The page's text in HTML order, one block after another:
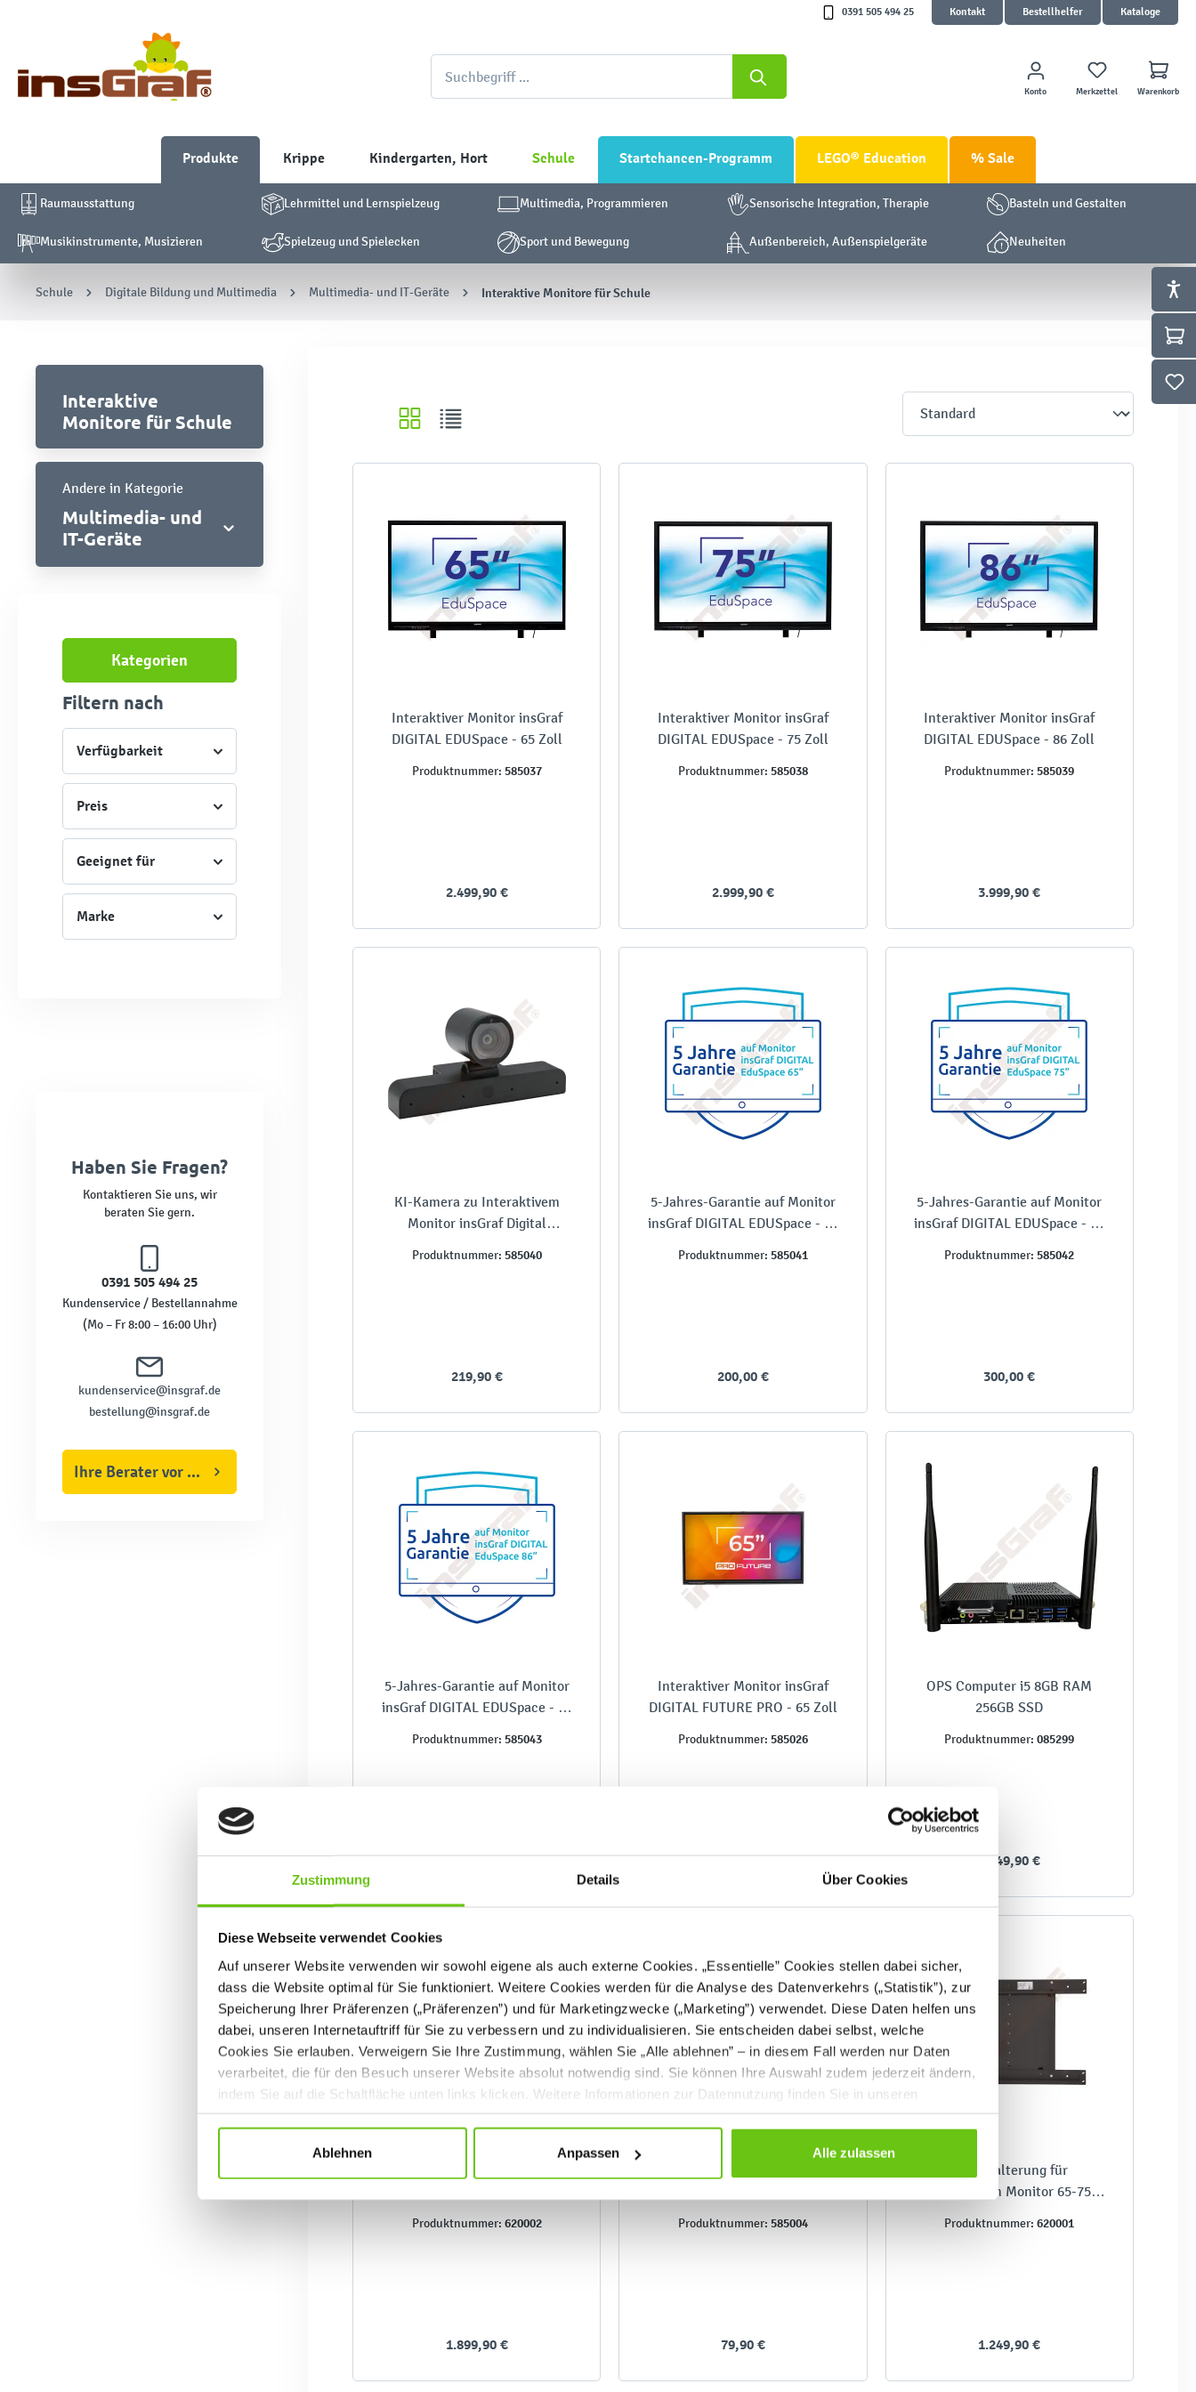
Zustimmung Details Über Cookies
Diese Webseite verwendet Cookies
Auf unserer Website verwenden wir sowohl eigene als auch externe Cookies. „Essentielle” Cookies stellen dabei sicher,
dass die Website optimal für Sie funktioniert. Weitere Cookies werden für die Analyse des Datenverkehrs („Statistik”), zur
Speicherung Ihrer Präferenzen („Präferenzen”) und für Marketingzwecke („Marketing”) verwendet. Diese Daten helfen uns
dabei, unseren Internetauftriff für Sie zu verbessern und zu individualisieren. Sie entscheiden dabei selbst, welche
Cookies Sie erlauben. Verweigern Sie Ihre Zustimmung, wählen Sie „Alle ablehnen” – in diesem Fall werden nur Daten
verarbeitet, die für den Besuch unserer Website absolut notwendig sind. Sie können Ihre Auswahl zudem jederzeit ändern,
indem Sie auf die Schaltfläche unten links klicken. Weitere Informationen zur Datennutzung finden Sie in unseren
Datenschutzrichtlinien.
Ablehnen Anpassen Alle zulassen
0391 505 494 25 Kontakt Bestellhelfer Kataloge
Konto Merkzettel Warenkorb
Produkte Krippe Kindergarten, Hort Schule Startchancen-Programm LEGO® Education % Sale
Raumausstattung Lehrmittel und Lernspielzeug Multimedia, Programmieren Sensorische Integration, Therapie Basteln und Gestalten
Musikinstrumente, Musizieren Spielzeug und Spielecken Sport und Bewegung Außenbereich, Außenspielgeräte Neuheiten
Schule Digitale Bildung und Multimedia Multimedia- und IT-Geräte Interaktive Monitore für Schule
Interaktive
Monitore für Schule
Andere in Kategorie
Multimedia- und
IT-Geräte
Kategorien
Filtern nach
Verfügbarkeit
Preis
Geeignet für
Marke
Haben Sie Fragen?
Kontaktieren Sie uns, wir
beraten Sie gern.
0391 505 494 25
Kundenservice / Bestellannahme
(Mo – Fr 8:00 – 16:00 Uhr)
kundenservice@insgraf.de
bestellung@insgraf.de
Ihre Berater vor Ort
Interaktiver Monitor insGraf
DIGITAL EDUSpace - 65 Zoll
Produktnummer: 585037
2.499,90 €
Interaktiver Monitor insGraf
DIGITAL EDUSpace - 75 Zoll
Produktnummer: 585038
2.999,90 €
Interaktiver Monitor insGraf
DIGITAL EDUSpace - 86 Zoll
Produktnummer: 585039
3.999,90 €
KI-Kamera zu Interaktivem
Monitor insGraf Digital
Produktnummer: 585040
219,90 €
5-Jahres-Garantie auf Monitor
insGraf DIGITAL EDUSpace - 65
Produktnummer: 585041
200,00 €
5-Jahres-Garantie auf Monitor
insGraf DIGITAL EDUSpace - 75
Produktnummer: 585042
300,00 €
5-Jahres-Garantie auf Monitor
insGraf DIGITAL EDUSpace - 86
Produktnummer: 585043
400,00 €
Interaktiver Monitor insGraf
DIGITAL FUTURE PRO - 65 Zoll
Produktnummer: 585026
2.199,90 €
OPS Computer i5 8GB RAM
256GB SSD
Produktnummer: 085299
1.249,90 €
Produktnummer: 620002
1.899,90 €
Produktnummer: 585004
79,90 €
Wandhalterung für
interaktiven Monitor 65-75
Produktnummer: 620001
1.249,90 €